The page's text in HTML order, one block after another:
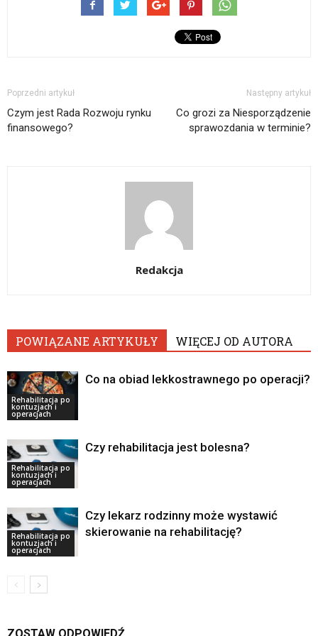
Poprzedni artykuł
Czym jest Rada Rozwoju rynku
finansowego?
Następny artykuł
Co grozi za Niesporządzenie
sprawozdania w terminie?
Redakcja
POWIĄZANE ARTYKUŁY WIĘCEJ OD AUTORA
Rehabilitacja po
kontuzjach i
operacjach
Co na obiad lekkostrawnego po operacji?
Rehabilitacja po
kontuzjach i
operacjach
Czy rehabilitacja jest bolesna?
Rehabilitacja po
kontuzjach i
operacjach
Czy lekarz rodzinny może wystawić
skierowanie na rehabilitację?